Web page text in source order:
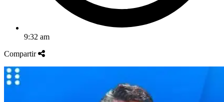
9:32 am
Compartir